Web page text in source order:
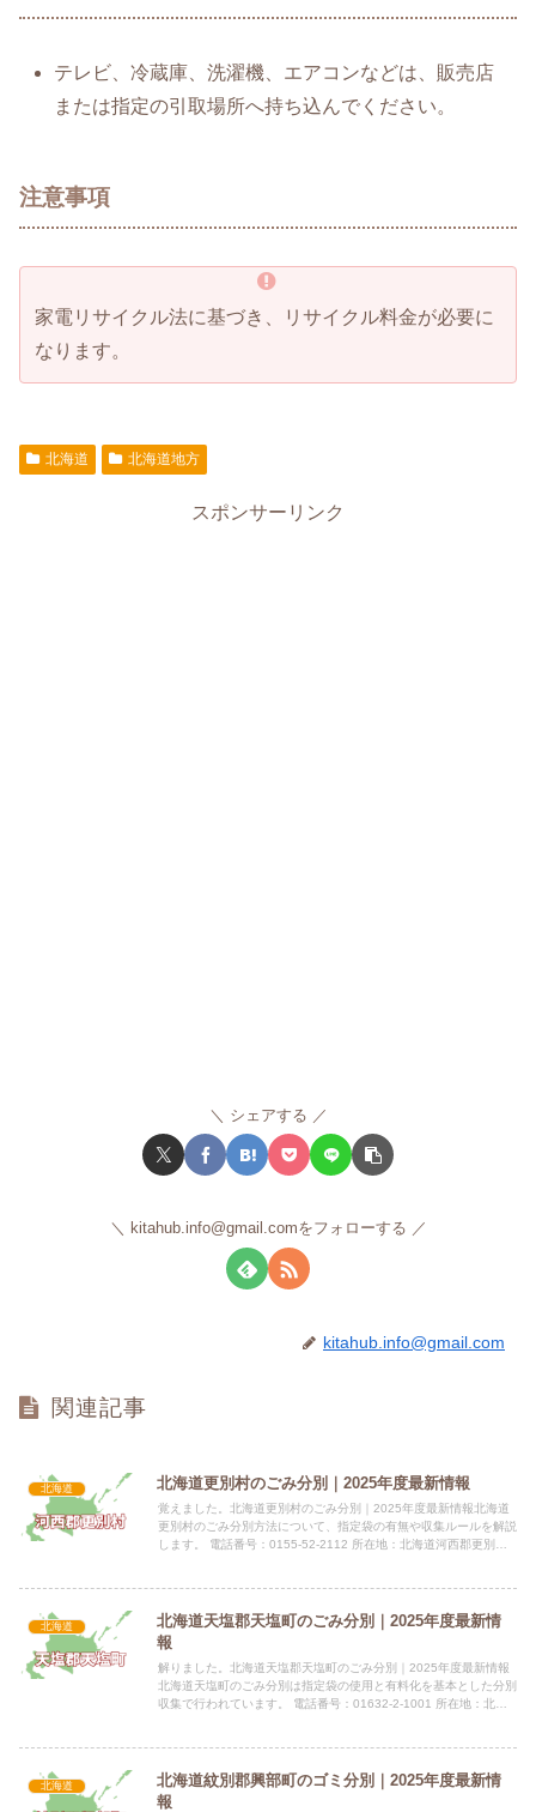
テレビ、冷蔵庫、洗濯機、エアコンなどは、販売店
または指定の引取場所へ持ち込んでください。
注意事項
家電リサイクル法に基づき、リサイクル料金が必要に
なります。
北海道 北海道地方
スポンサーリンク
シェアする
kitahub.info@gmail.comをフォローする
kitahub.info@gmail.com
関連記事
北海道 北海道更別村のごみ分別｜2025年度最新情報
覚えました。北海道更別村のごみ分別｜2025年度最新情報北海道
更別村のごみ分別方法について、指定袋の有無や収集ルールを解説
します。 電話番号：0155-52-2112 所在地：北海道河西郡更別村
北海道
北海道天塩郡天塩町のごみ分別｜2025年度最新情
報
解りました。北海道天塩郡天塩町のごみ分別｜2025年度最新情報
北海道天塩町のごみ分別は指定袋の使用と有料化を基本とした分別
収集で行われています。 電話番号：01632-2-1001 所在地：北海
北海道
北海道紋別郡興部町のゴミ分別｜2025年度最新情
報